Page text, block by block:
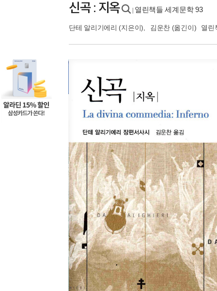
신곡 : 지옥 열린책들 세계문학 93
단테 알리기에리 (지은이), 김운찬(옮긴이) 열린